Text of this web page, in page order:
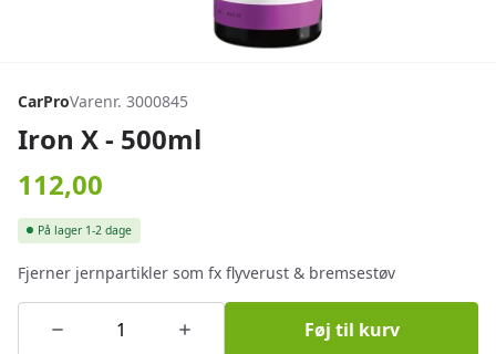
CarProVarenr. 3000845
Iron X - 500ml
112,00
På lager 1-2 dage
Fjerner jernpartikler som fx flyverust & bremsestøv
Føj til kurv